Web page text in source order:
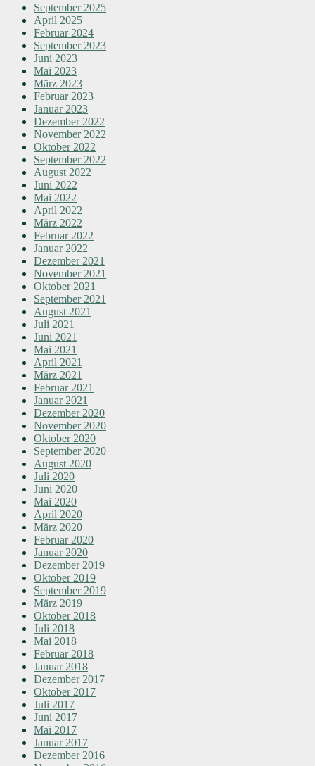
September 2025
April 2025
Februar 2024
September 2023
Juni 2023
Mai 2023
März 2023
Februar 2023
Januar 2023
Dezember 2022
November 2022
Oktober 2022
September 2022
August 2022
Juni 2022
Mai 2022
April 2022
März 2022
Februar 2022
Januar 2022
Dezember 2021
November 2021
Oktober 2021
September 2021
August 2021
Juli 2021
Juni 2021
Mai 2021
April 2021
März 2021
Februar 2021
Januar 2021
Dezember 2020
November 2020
Oktober 2020
September 2020
August 2020
Juli 2020
Juni 2020
Mai 2020
April 2020
März 2020
Februar 2020
Januar 2020
Dezember 2019
Oktober 2019
September 2019
März 2019
Oktober 2018
Juli 2018
Mai 2018
Februar 2018
Januar 2018
Dezember 2017
Oktober 2017
Juli 2017
Juni 2017
Mai 2017
Januar 2017
Dezember 2016